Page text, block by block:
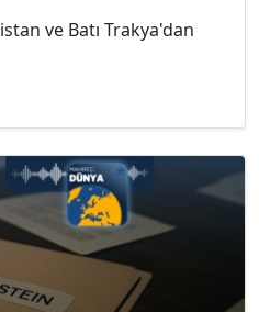
ve Batı Trakya'dan